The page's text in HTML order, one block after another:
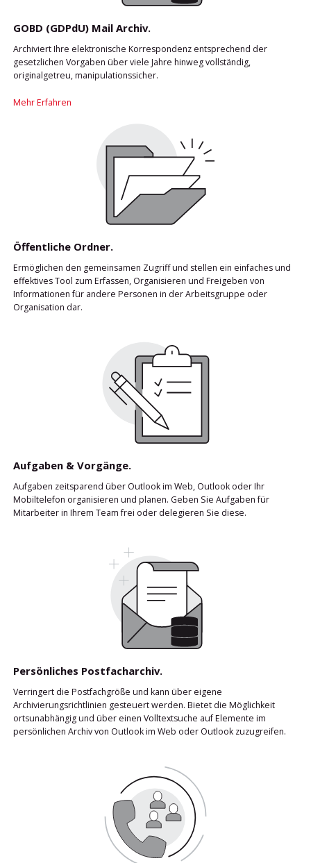
GOBD (GDPdU) Mail Archiv.
Archiviert Ihre elektronische Korrespondenz entsprechend der
gesetzlichen Vorgaben über viele Jahre hinweg vollständig,
originalgetreu, manipulationssicher.
Mehr Erfahren
Öffentliche Ordner.
Ermöglichen den gemeinsamen Zugriff und stellen ein einfaches und
effektives Tool zum Erfassen, Organisieren und Freigeben von
Informationen für andere Personen in der Arbeitsgruppe oder
Organisation dar.
Aufgaben & Vorgänge.
Aufgaben zeitsparend über Outlook im Web, Outlook oder Ihr
Mobiltelefon organisieren und planen. Geben Sie Aufgaben für
Mitarbeiter in Ihrem Team frei oder delegieren Sie diese.
Persönliches Postfacharchiv.
Verringert die Postfachgröße und kann über eigene
Archivierungsrichtlinien gesteuert werden. Bietet die Möglichkeit
ortsunabhängig und über einen Volltextsuche auf Elemente im
persönlichen Archiv von Outlook im Web oder Outlook zuzugreifen.